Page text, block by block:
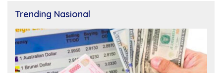
Trending Nasional